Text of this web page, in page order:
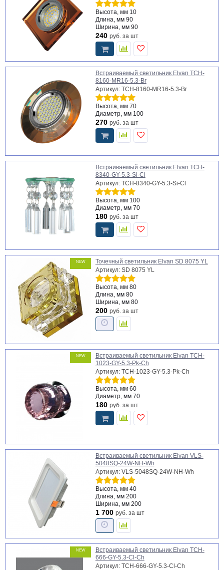
Высота, мм 10
Длина, мм 90
Ширина, мм 90
240 руб. за шт
Встраиваемый светильник Elvan TCH-
8160-MR16-5.3-Br
Артикул: TCH-8160-MR16-5.3-Br
Высота, мм 70
Диаметр, мм 100
270 руб. за шт
Встраиваемый светильник Elvan TCH-
8340-GY-5.3-Si-Cl
Артикул: TCH-8340-GY-5.3-Si-Cl
Высота, мм 100
Диаметр, мм 70
180 руб. за шт
NEW
Точечный светильник Elvan SD 8075 YL
Артикул: SD 8075 YL
Высота, мм 80
Длина, мм 80
Ширина, мм 80
200 руб. за шт
NEW
Встраиваемый светильник Elvan TCH-
1023-GY-5.3-Pk-Ch
Артикул: TCH-1023-GY-5.3-Pk-Ch
Высота, мм 60
Диаметр, мм 70
180 руб. за шт
Встраиваемый светильник Elvan VLS-
5048SQ-24W-NH-Wh
Артикул: VLS-5048SQ-24W-NH-Wh
Высота, мм 40
Длина, мм 200
Ширина, мм 200
1 700 руб. за шт
NEW
Встраиваемый светильник Elvan TCH-
666-GY-5.3-Cl-Ch
Артикул: TCH-666-GY-5.3-Cl-Ch